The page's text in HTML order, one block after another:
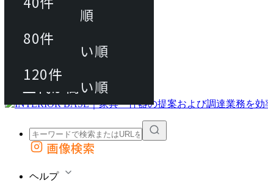
動画マニュアル
FAQ
カート
外部サイトの商品をカートに追加
画像検索
ヘルプ
80件
120件
おすすめ順
上代が安い順
上代が高い順
80件
120件